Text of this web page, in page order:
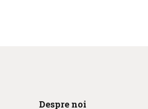
Despre noi